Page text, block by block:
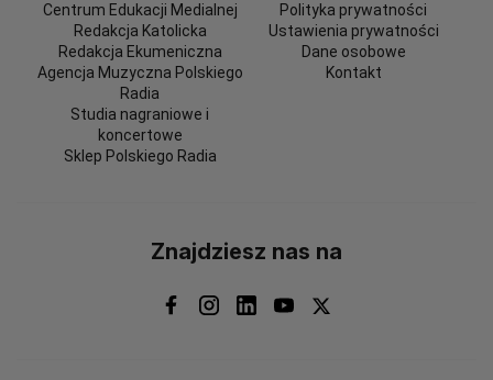
Centrum Edukacji Medialnej
Redakcja Katolicka
Redakcja Ekumeniczna
Agencja Muzyczna Polskiego
Radia
Studia nagraniowe i
koncertowe
Sklep Polskiego Radia
Polityka prywatności
Ustawienia prywatności
Dane osobowe
Kontakt
Znajdziesz nas na